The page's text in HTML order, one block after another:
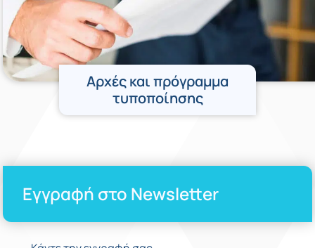
Αρχές και πρόγραμμα
τυποποίησης
Εγγραφή στο Newsletter